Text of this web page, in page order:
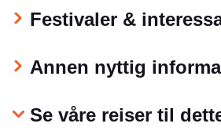
verden. Salomonøyene er i dag en
destinasjon, men uroligheter har
innflyttere av bl.a. kinesisk
ritualer og tabus
Festivaler &
Annen nyttig
Se våre reiser til